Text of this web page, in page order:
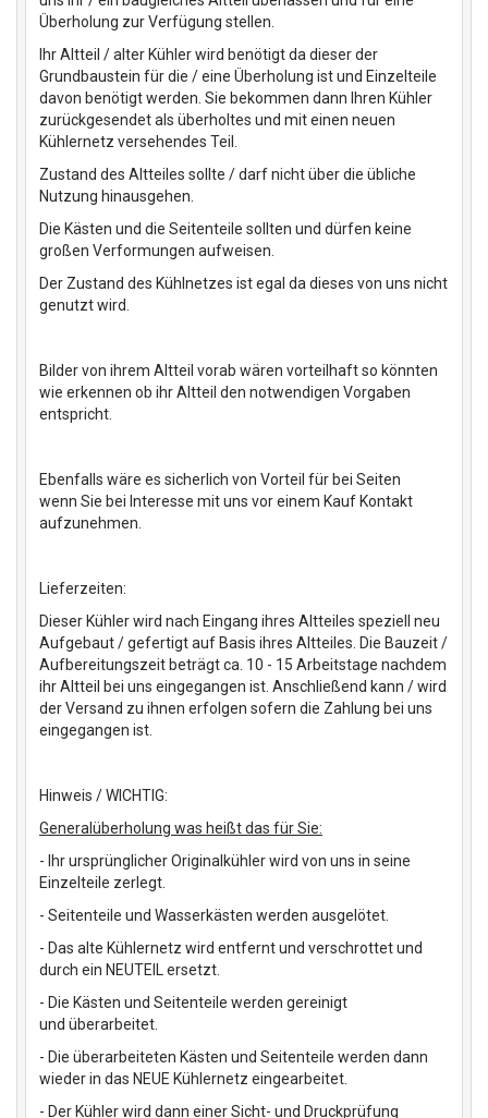
Überholung zur Verfügung stellen.
Ihr Altteil / alter Kühler wird benötigt da dieser der
Grundbaustein für die / eine Überholung ist und Einzelteile
davon benötigt werden. Sie bekommen dann Ihren Kühler
zurückgesendet als überholtes und mit einen neuen
Kühlernetz versehendes Teil.
Zustand des Altteiles sollte / darf nicht über die übliche
Nutzung hinausgehen.
Die Kästen und die Seitenteile sollten und dürfen keine
großen Verformungen aufweisen.
Der Zustand des Kühlnetzes ist egal da dieses von uns nicht
genutzt wird.
Bilder von ihrem Altteil vorab wären vorteilhaft so könnten
wie erkennen ob ihr Altteil den notwendigen Vorgaben
entspricht.
Ebenfalls wäre es sicherlich von Vorteil für bei Seiten
wenn Sie bei Interesse mit uns vor einem Kauf Kontakt
aufzunehmen.
Lieferzeiten:
Dieser Kühler wird nach Eingang ihres Altteiles speziell neu
Aufgebaut / gefertigt auf Basis ihres Altteiles. Die Bauzeit /
Aufbereitungszeit beträgt ca. 10 - 15 Arbeitstage nachdem
ihr Altteil bei uns eingegangen ist. Anschließend kann / wird
der Versand zu ihnen erfolgen sofern die Zahlung bei uns
eingegangen ist.
Hinweis / WICHTIG:
Generalüberholung was heißt das für Sie:
- Ihr ursprünglicher Originalkühler wird von uns in seine
Einzelteile zerlegt.
- Seitenteile und Wasserkästen werden ausgelötet.
- Das alte Kühlernetz wird entfernt und verschrottet und
durch ein NEUTEIL ersetzt.
- Die Kästen und Seitenteile werden gereinigt
und überarbeitet.
- Die überarbeiteten Kästen und Seitenteile werden dann
wieder in das NEUE Kühlernetz eingearbeitet.
- Der Kühler wird dann einer Sicht- und Druckprüfung